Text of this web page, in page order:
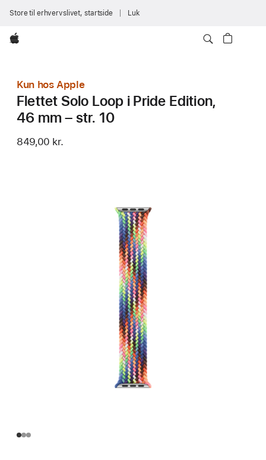
Store til erhvervslivet, startside Luk
Apple
Kun hos Apple
Flettet Solo Loop i Pride Edition,
46 mm – str. 10
849,00 kr.